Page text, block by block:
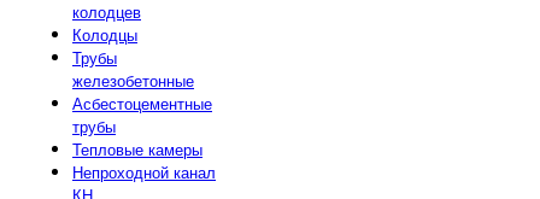
колодцев
Колодцы
Трубы
железобетонные
Асбестоцементные
трубы
Тепловые камеры
Непроходной канал